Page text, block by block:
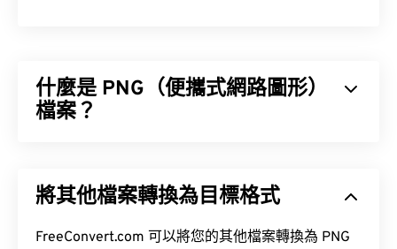
什麼是 PNG（便攜式網路圖形）
檔案？
RGB或RGBA顏色，並支持透明度，這使得它們非常
明度的動畫（試試我們的GIF 轉 APNG）。
將其他檔案轉換為目標格式
FreeConvert.com 可以將您的其他檔案轉換為 PNG